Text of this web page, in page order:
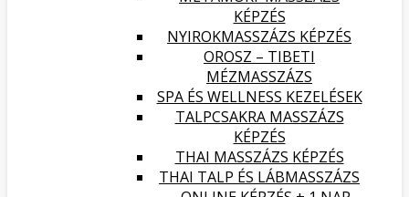
KÉPZÉS
NYIROKMASSZÁZS KÉPZÉS
OROSZ – TIBETI
MÉZMASSZÁZS
SPA ÉS WELLNESS KEZELÉSEK
TALPCSAKRA MASSZÁZS
KÉPZÉS
THAI MASSZÁZS KÉPZÉS
THAI TALP ÉS LÁBMASSZÁZS